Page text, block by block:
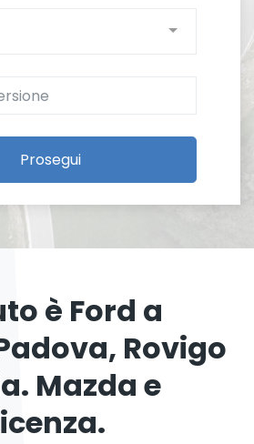
Prosegui
è Ford a
Rovigo
Mazda e